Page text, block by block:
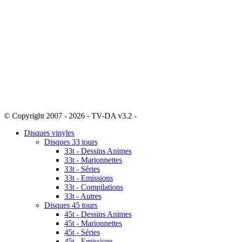
© Copyright 2007 - 2026 - TV-DA v3.2 -
Disques vinyles
Disques 33 tours
33t - Dessins Animes
33t - Marionnettes
33t - Séries
33t - Emissions
33t - Compilations
33t - Autres
Disques 45 tours
45t - Dessins Animes
45t - Marionnettes
45t - Séries